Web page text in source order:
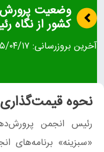
وضعیت
کشور از نگاه
آخرین بروزرسانی: ۱۴۰۵/
نحوه
رئیس انجمن
«سبزینه»‌